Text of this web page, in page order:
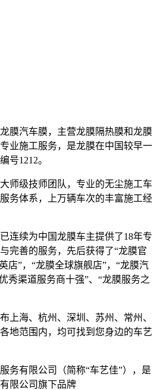
膜汽车膜，主营龙膜隔热膜和龙膜
业施工服务，是龙膜在中国较早一
号1212。
师级技师团队，专业的无尘施工车
务体系，上万辆车次的丰富施工经
连续为中国龙膜车主提供了18年专
完善的服务，先后获得了“龙膜官
店”，“龙膜全球旗舰店”，“龙膜汽
秀渠道服务商十强”、“龙膜服务之
上海、杭州、深圳、苏州、常州、
地范围内，均可找到您身边的车艺
务有限公司（简称“车艺佳”），是
限公司旗下品牌